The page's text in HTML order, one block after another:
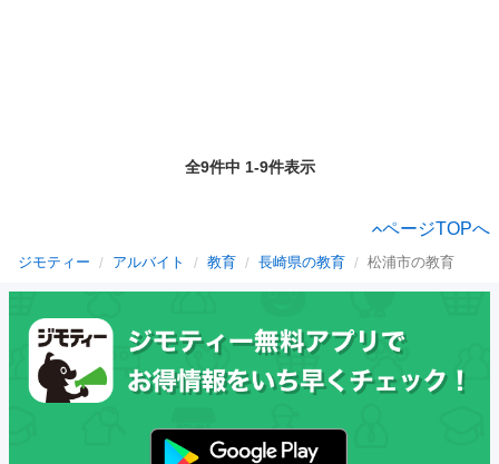
全9件中 1-9件表示
ページTOPへ
ジモティー アルバイト 教育 長崎県の教育 松浦市の教育